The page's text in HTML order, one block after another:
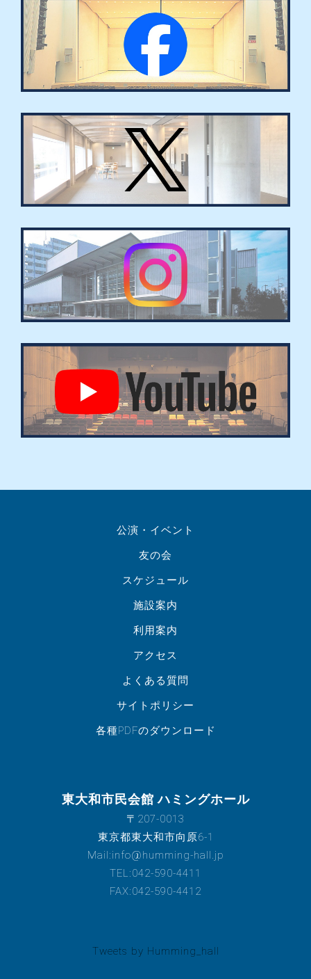
公演・イベント
友の会
スケジュール
施設案内
利用案内
アクセス
よくある質問
サイトポリシー
各種PDFのダウンロード
東大和市民会館 ハミングホール
〒207-0013
東京都東大和市向原6-1
Mail:info@humming-hall.jp
TEL:042-590-4411
FAX:042-590-4412
Tweets by Humming_hall